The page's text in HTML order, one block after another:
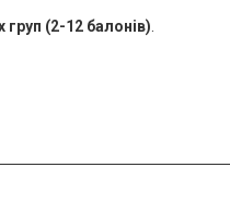
груп (2-12 балонів).